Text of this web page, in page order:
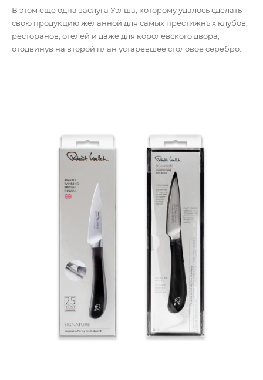
В этом еще одна заслуга Уэлша, которому удалось сделать
свою продукцию желанной для самых престижных клубов,
ресторанов, отелей и даже для королевского двора,
отодвинув на второй план устаревшее столовое серебро.